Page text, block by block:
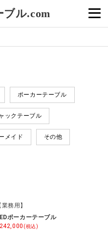
ブル.com
ポーカーテーブル
ックテーブル
メイド その他
業務用】
ポーカーテーブル
(税込)